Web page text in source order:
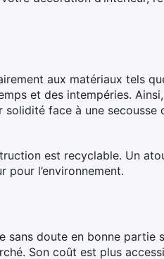
aux matériaux tels
et des intempéries.
face à une secousse
est recyclable. Un
l’environnement.
sans doute en bonne partie
Son coût est plus